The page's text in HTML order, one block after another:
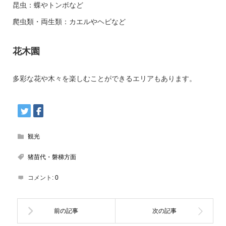
昆虫：蝶やトンボなど
爬虫類・両生類：カエルやヘビなど
花木園
多彩な花や木々を楽しむことができるエリアもあります。
観光
猪苗代・磐梯方面
コメント: 0